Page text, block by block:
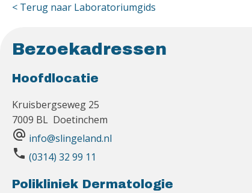
< Terug naar Laboratoriumgids
Bezoekadressen
Hoofdlocatie
Kruisbergseweg 25
7009 BL Doetinchem
alternate_email info@slingeland.nl
phone (0314) 32 99 11
Polikliniek Dermatologie